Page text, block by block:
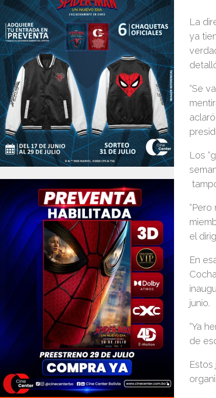
La
ya
“Se
Los
el
En
junio.
“Ya
de